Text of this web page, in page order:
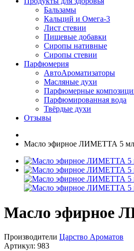
Бальзамы
Кальций и Омега-3
Лист стевии
Пищевые добавки
Сиропы нативные
Сиропы стевии
Парфюмерия
АвтоАроматизаторы
Масляные духи
Парфюмерные
Парфюмированная вода
Твёрдые духи
Отзывы
Масло эфирное ЛИМЕТТА 5 мл
Масло эфирное
Производители Царство Ароматов
Артикул: 983